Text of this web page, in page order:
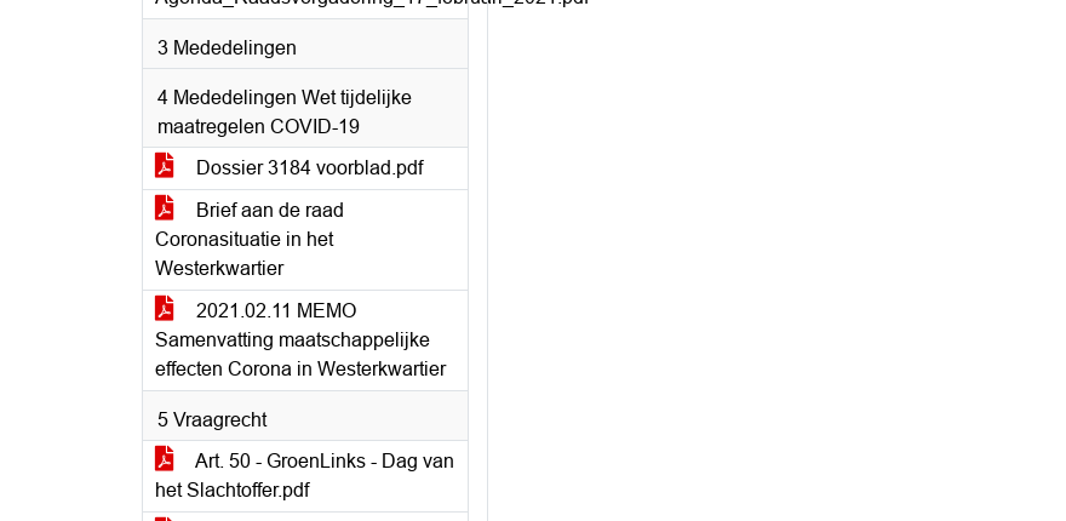
3 Mededelingen
4 Mededelingen Wet tijdelijke
maatregelen COVID-19
Dossier 3184 voorblad.pdf
Brief aan de raad
Coronasituatie in het
Westerkwartier
2021.02.11 MEMO
Samenvatting maatschappelijke
effecten Corona in Westerkwartier
5 Vraagrecht
Art. 50 - GroenLinks - Dag van
het Slachtoffer.pdf